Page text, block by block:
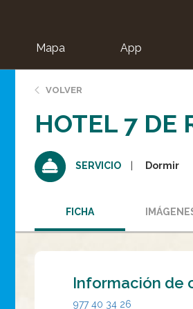
Mapa App
VOLVER
HOTEL 7 DE
SERVICIO Dormir
FICHA
Información de
977 40 34 26